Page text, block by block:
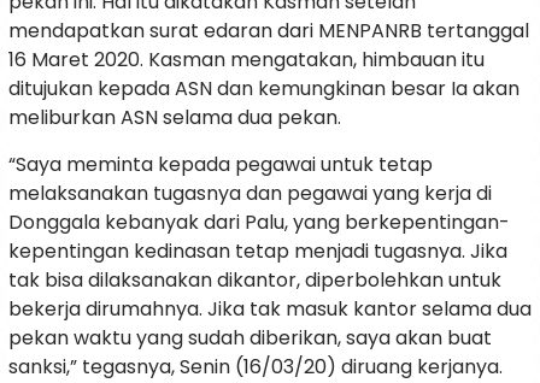
mendapatkan surat edaran dari MENPANRB tertanggal
16 Maret 2020. Kasman mengatakan, himbauan itu
ditujukan kepada ASN dan kemungkinan besar Ia akan
meliburkan ASN selama dua pekan.
“Saya meminta kepada pegawai untuk tetap
melaksanakan tugasnya dan pegawai yang kerja di
Donggala kebanyak dari Palu, yang berkepentingan-
kepentingan kedinasan tetap menjadi tugasnya. Jika
tak bisa dilaksanakan dikantor, diperbolehkan untuk
bekerja dirumahnya. Jika tak masuk kantor selama dua
pekan waktu yang sudah diberikan, saya akan buat
sanksi,” tegasnya, Senin (16/03/20) diruang kerjanya.